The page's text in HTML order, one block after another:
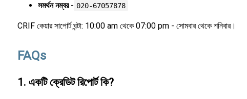
সমর্থন নম্বর- 020-67057878
CRIF কেয়ার সাপোর্ট ঘন্টা: 10:00 am থেকে 07:00 pm - সোমবার থেকে শনিবার।
FAQs
1. একটি ক্রেডিট রিপোর্ট কি?